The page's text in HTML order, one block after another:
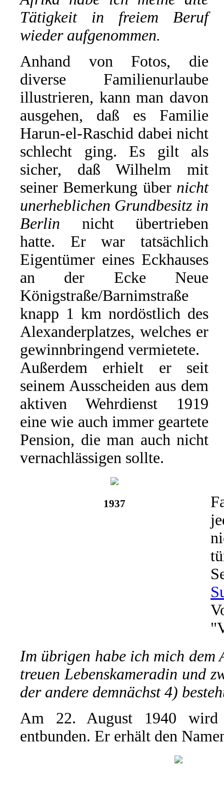
Tätigkeit in freiem Beruf
wieder aufgenommen.
Anhand von Fotos, die
diverse Familienurlaube
illustrieren, kann man davon
ausgehen, daß es Familie
Harun-el-Raschid dabei nicht
schlecht ging. Es gilt als
sicher, daß Wilhelm mit
seiner Bemerkung über nicht
unerheblichen Grundbesitz in
Berlin nicht übertrieben
hatte. Er war tatsächlich
Eigentümer eines Eckhauses
an der Ecke Neue
Königstraße/Barnimstraße
knapp 1 km nordöstlich des
Alexanderplatzes, welches er
gewinnbringend vermietete.
Außerdem erhielt er seit
seinem Ausscheiden aus dem
aktiven Wehrdienst 1919
eine wie auch immer geartete
Pension, die man auch nicht
vernachlässigen sollte.
1937
Im übrigen habe ich mich
treuen Lebenskameradin und
der andere demnächst 4)
Am 22. August 1940
entbunden. Er erhält den